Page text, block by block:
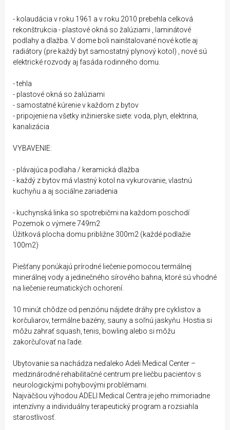
- kolaudácia v roku 1961 a v roku 2010 prebehla celková
rekonštrukcia - plastové okná so žalúziami , laminátové
podlahy a dlažba. V dome boli nainštalované nové kotle aj
radiátory (pre každý byt samostatný plynový kotol) , nové sú
elektrické rozvody aj fasáda rodinného domu.
- tehla
- plastové okná so žalúziami
- samostatné kúrenie v každom z bytov
- pripojenie na všetky inžinierske siete: voda, plyn, elektrina,
kanalizácia
VYBAVENIE:
- plávajúca podlaha / keramická dlažba
- každý z bytov má vlastný kotol na vykurovanie, vlastnú
kuchyňu a aj sociálne zariadenia
- kuchynská linka so spotrebičmi na každom poschodí
Pozemok o výmere 749m2
Úžitková plocha domu približne 300m2 (každé podlažie
100m2)
Piešťany ponúkajú prírodné liečenie pomocou termálnej
minerálnej vody a jedinečného sírového bahna, ktoré sú vhodné
na liečenie reumatických ochorení.
10 minút chôdze od penziónu nájdete dráhy pre cyklistov a
korčuliarov, termálne bazény, sauny a soľnú jaskyňu. Hostia si
môžu zahrať squash, tenis, bowling alebo si môžu
zakorčuľovať na ľade.
Ubytovanie sa nachádza neďaleko Adeli Medical Center –
medzinárodné rehabilitačné centrum pre liečbu pacientov s
neurologickými pohybovými problémami.
Najväčšou výhodou ADELI Medical Centra je jeho mimoriadne
intenzívny a individuálny terapeutický program a rozsiahla
starostlivosť.